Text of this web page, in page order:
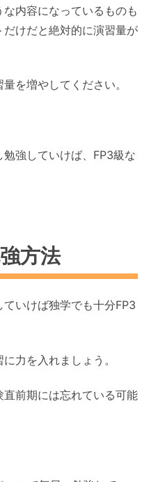
内容になっているものも
けだと絶対的に演習量が
を増やしてください。
強していけば、FP3級な
方法
いけば独学でも十分FP3
力を入れましょう。
前期には忘れている可能